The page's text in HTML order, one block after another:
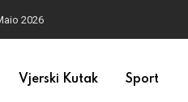
2026
Vjerski Kutak Sport